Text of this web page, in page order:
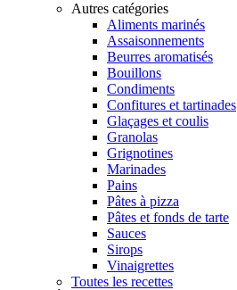
Autres catégories
Aliments marinés
Assaisonnements
Beurres aromatisés
Bouillons
Condiments
Confitures et tartinades
Glaçages et coulis
Granolas
Grignotines
Marinades
Pains
Pâtes à pizza
Pâtes et fonds de tarte
Sauces
Sirops
Vinaigrettes
Toutes les recettes